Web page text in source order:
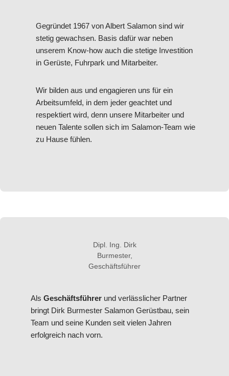
Gegründet 1967 von Albert Salamon sind wir
stetig gewachsen. Basis dafür war neben
unserem Know-how auch die stetige Investition
in Gerüste, Fuhrpark und Mitarbeiter.
Wir bilden aus und engagieren uns für ein
Arbeitsumfeld, in dem jeder geachtet und
respektiert wird, denn unsere Mitarbeiter und
neuen Talente sollen sich im Salamon-Team wie
zu Hause fühlen.
Dipl. Ing. Dirk
Burmester,
Geschäftsführer
Als Geschäftsführer und verlässlicher Partner
bringt Dirk Burmester Salamon Gerüstbau, sein
Team und seine Kunden seit vielen Jahren
erfolgreich nach vorn.